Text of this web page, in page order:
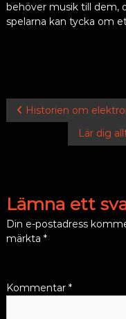
behöver musik till dem,
spelarna kan tycka om
Historien om
Lär dig
Lämna ett
Din e-postadress
märkta *
Kommentar *